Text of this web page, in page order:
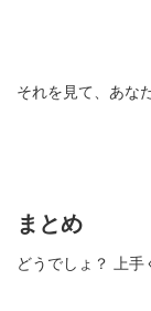
それを見て、あな
まとめ
どうでしょ？ 上手